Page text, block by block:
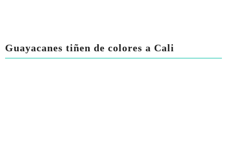
Guayacanes tiñen de colores a Cali